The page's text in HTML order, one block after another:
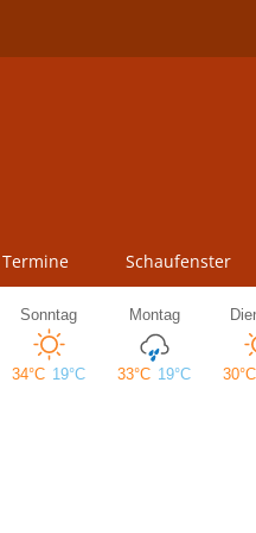
Termine Schaufenster